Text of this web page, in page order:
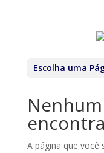
Escolha uma
A página que